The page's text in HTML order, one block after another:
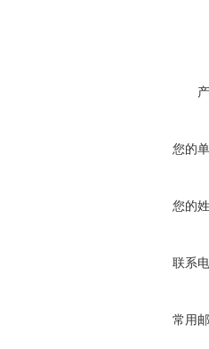
您的
您的
联系
常用